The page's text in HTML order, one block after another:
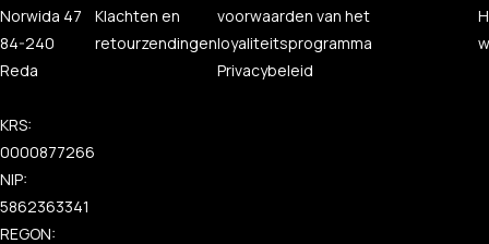
Norwida 47
84-240
Reda
KRS:
0000877266
NIP:
5862363341
REGON:
Klachten en
retourzendingen
voorwaarden van het
loyaliteitsprogramma
Privacybeleid